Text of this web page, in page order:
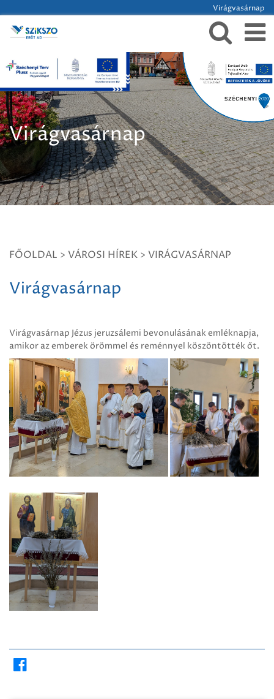
Virágvasárnap
Virágvasárnap
FŐOLDAL > VÁROSI HÍREK > VIRÁGVASÁRNAP
Virágvasárnap
Virágvasárnap Jézus jeruzsálemi bevonulásának emléknapja,
amikor az emberek örömmel és reménnyel köszöntötték őt.